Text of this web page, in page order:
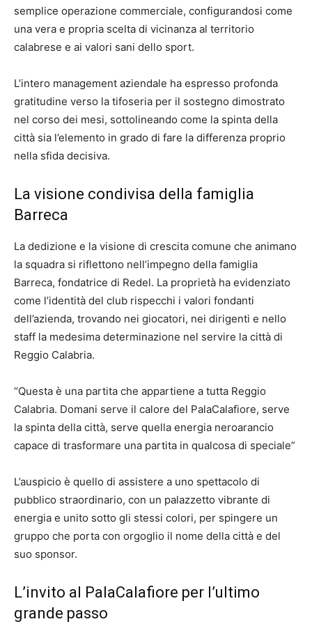
semplice operazione commerciale, configurandosi come
una vera e propria scelta di vicinanza al territorio
calabrese e ai valori sani dello sport.
L’intero management aziendale ha espresso profonda
gratitudine verso la tifoseria per il sostegno dimostrato
nel corso dei mesi, sottolineando come la spinta della
città sia l’elemento in grado di fare la differenza proprio
nella sfida decisiva.
La visione condivisa della famiglia
Barreca
La dedizione e la visione di crescita comune che animano
la squadra si riflettono nell’impegno della famiglia
Barreca, fondatrice di Redel. La proprietà ha evidenziato
come l’identità del club rispecchi i valori fondanti
dell’azienda, trovando nei giocatori, nei dirigenti e nello
staff la medesima determinazione nel servire la città di
Reggio Calabria.
“Questa è una partita che appartiene a tutta Reggio
Calabria. Domani serve il calore del PalaCalafiore, serve
la spinta della città, serve quella energia neroarancio
capace di trasformare una partita in qualcosa di speciale”
L’auspicio è quello di assistere a uno spettacolo di
pubblico straordinario, con un palazzetto vibrante di
energia e unito sotto gli stessi colori, per spingere un
gruppo che porta con orgoglio il nome della città e del
suo sponsor.
L’invito al PalaCalafiore per l’ultimo
grande passo